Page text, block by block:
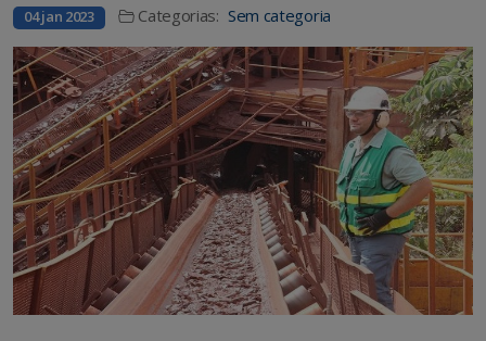
04 jan 2023 Categorias: Sem categoria